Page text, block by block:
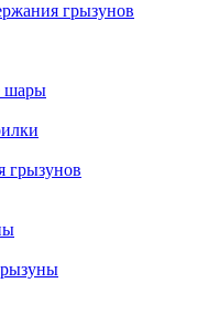
грызунов
шары
грызунов